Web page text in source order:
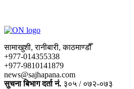
सामाखुशी, रानीबारी, काठमाण्डौँ
+977-014355338
+977-9810141879
news@sajhapana.com
सुचना बिभाग दर्ता नं. ३०५ / ०७२-०७३